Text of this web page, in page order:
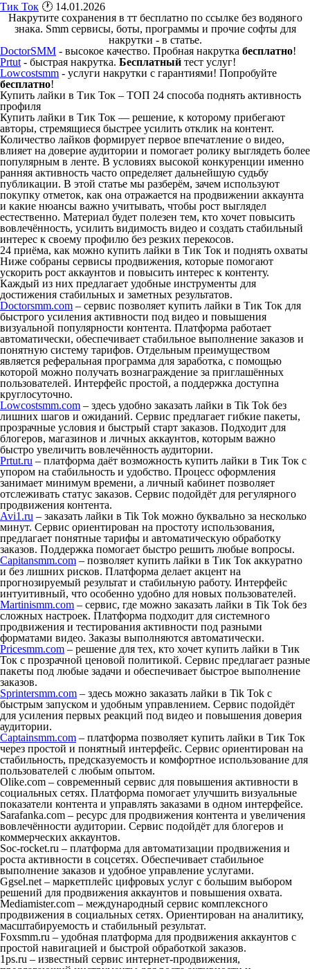
Тик Ток 🕐 14.01.2026
Накрутите сохранения в тт бесплатно по ссылке без водяного
знака. Smm сервисы, боты, программы и прочие софты для
накрутки - в статье.
DoctorSMM - высокое качество. Пробная накрутка бесплатно!
Prtut - быстрая накрутка. Бесплатный тест услуг!
Lowcostsmm - услуги накрутки с гарантиями! Попробуйте
бесплатно!
Купить лайки в Тик Ток – ТОП 24 способа поднять активность
профиля
Купить лайки в Тик Ток — решение, к которому прибегают
авторы, стремящиеся быстрее усилить отклик на контент.
Количество лайков формирует первое впечатление о видео,
влияет на доверие аудитории и помогает ролику выглядеть более
популярным в ленте. В условиях высокой конкуренции именно
ранняя активность часто определяет дальнейшую судьбу
публикации. В этой статье мы разберём, зачем используют
покупку отметок, как она отражается на продвижении аккаунта
и какие нюансы важно учитывать, чтобы рост выглядел
естественно. Материал будет полезен тем, кто хочет повысить
вовлечённость, усилить видимость видео и создать стабильный
интерес к своему профилю без резких перекосов.
24 приёма, как можно купить лайки в Тик Ток и поднять охваты
Ниже собраны сервисы продвижения, которые помогают
ускорить рост аккаунтов и повысить интерес к контенту.
Каждый из них предлагает удобные инструменты для
достижения стабильных и заметных результатов.
Doctorsmm.com – сервис позволяет купить лайки в Тик Ток для
быстрого усиления активности под видео и повышения
визуальной популярности контента. Платформа работает
автоматически, обеспечивает стабильное выполнение заказов и
понятную систему тарифов. Отдельным преимуществом
является реферальная программа для заработка, с помощью
которой можно получать вознаграждение за приглашённых
пользователей. Интерфейс простой, а поддержка доступна
круглосуточно.
Lowcostsmm.com – здесь удобно заказать лайки в Tik Tok без
лишних шагов и ожиданий. Сервис предлагает гибкие пакеты,
прозрачные условия и быстрый старт заказов. Подходит для
блогеров, магазинов и личных аккаунтов, которым важно
быстро увеличить вовлечённость аудитории.
Prtut.ru – платформа даёт возможность купить лайки в Тик Ток с
упором на стабильность и удобство. Процесс оформления
занимает минимум времени, а личный кабинет позволяет
отслеживать статус заказов. Сервис подойдёт для регулярного
продвижения контента.
Avi1.ru – заказать лайки в Tik Tok можно буквально за несколько
минут. Сервис ориентирован на простоту использования,
предлагает понятные тарифы и автоматическую обработку
заказов. Поддержка помогает быстро решить любые вопросы.
Capitansmm.com – позволяет купить лайки в Тик Ток аккуратно
и без лишних рисков. Платформа делает акцент на
прогнозируемый результат и стабильную работу. Интерфейс
интуитивный, что особенно удобно для новых пользователей.
Martinismm.com – сервис, где можно заказать лайки в Tik Tok без
сложных настроек. Платформа подходит для системного
продвижения и тестирования активности под разными
форматами видео. Заказы выполняются автоматически.
Pricesmm.com – решение для тех, кто хочет купить лайки в Тик
Ток с прозрачной ценовой политикой. Сервис предлагает разные
пакеты под любые задачи и обеспечивает быстрое выполнение
заказов.
Sprintersmm.com – здесь можно заказать лайки в Tik Tok с
быстрым запуском и удобным управлением. Сервис подойдёт
для усиления первых реакций под видео и повышения доверия
аудитории.
Captainsmm.com – платформа позволяет купить лайки в Тик Ток
через простой и понятный интерфейс. Сервис ориентирован на
стабильность, предсказуемость и комфортное использование для
пользователей с любым опытом.
Olike.com – современный сервис для повышения активности в
социальных сетях. Платформа помогает улучшить визуальные
показатели контента и управлять заказами в одном интерфейсе.
Sarafanka.com – ресурс для продвижения контента и увеличения
вовлечённости аудитории. Сервис подойдёт для блогеров и
коммерческих аккаунтов.
Soc-rocket.ru – платформа для автоматизации продвижения и
роста активности в соцсетях. Обеспечивает стабильное
выполнение заказов и удобное управление услугами.
Ggsel.net – маркетплейс цифровых услуг с большим выбором
решений для продвижения аккаунтов и повышения охвата.
Mediamister.com – международный сервис комплексного
продвижения в социальных сетях. Ориентирован на аналитику,
масштабируемость и стабильный результат.
Foxsmm.ru – удобная платформа для продвижения аккаунтов с
простой навигацией и быстрой обработкой заказов.
1ps.ru – известный сервис интернет-продвижения,